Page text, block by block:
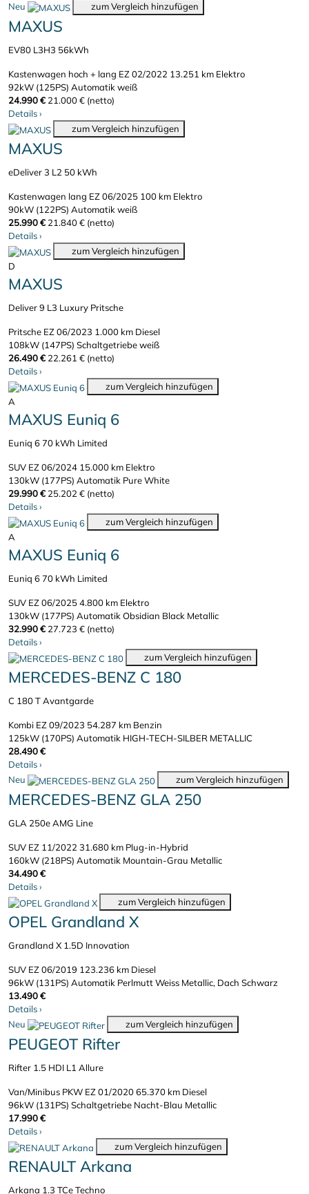
Neu
zum Vergleich hinzufügen
MAXUS
EV80 L3H3 56kWh
Kastenwagen hoch + lang EZ 02/2022 13.251 km Elektro
92kW (125PS) Automatikweiß
24.990 € 21.000 € (netto)
Details›
zum Vergleich hinzufügen
MAXUS
eDeliver 3 L2 50 kWh
Kastenwagen lang EZ 06/2025 100 km Elektro
90kW (122PS) Automatikweiß
25.990 € 21.840 € (netto)
Details›
zum Vergleich hinzufügen
D
MAXUS
Deliver 9 L3 Luxury Pritsche
Pritsche EZ 06/2023 1.000 km Diesel
108kW (147PS) Schaltgetriebeweiß
26.490 € 22.261 € (netto)
Details›
zum Vergleich hinzufügen
A
MAXUS Euniq 6
Euniq 6 70 kWh Limited
SUV EZ 06/2024 15.000 km Elektro
130kW (177PS) Automatik Pure White
29.990 € 25.202 € (netto)
Details›
zum Vergleich hinzufügen
A
MAXUS Euniq 6
Euniq 6 70 kWh Limited
SUV EZ 06/20254.800 km Elektro
130kW (177PS) AutomatikObsidian Black Metallic
32.990 € 27.723 € (netto)
Details›
zum Vergleich hinzufügen
MERCEDES-BENZ C 180
C 180 T Avantgarde
Kombi EZ 09/2023 54.287 km Benzin
125kW (170PS) Automatik HIGH-TECH-SILBER METALLIC
28.490 €
Details›
Neu
zum Vergleich hinzufügen
MERCEDES-BENZ GLA 250
GLA 250e AMG Line
SUV EZ 11/202231.680 km Plug-in-Hybrid
160kW (218PS) Automatik Mountain-Grau Metallic
34.490 €
Details›
zum Vergleich hinzufügen
OPEL Grandland X
Grandland X 1.5D Innovation
SUV EZ 06/2019 123.236 km Diesel
96kW (131PS) Automatik Perlmutt Weiss Metallic, Dach Schwarz
13.490 €
Details›
Neu
zum Vergleich hinzufügen
PEUGEOT Rifter
Rifter 1.5 HDI L1 Allure
Van/Minibus PKW EZ 01/202065.370 km Diesel
96kW (131PS) Schaltgetriebe Nacht-Blau Metallic
17.990 €
Details›
zum Vergleich hinzufügen
RENAULT Arkana
Arkana 1.3 TCe Techno